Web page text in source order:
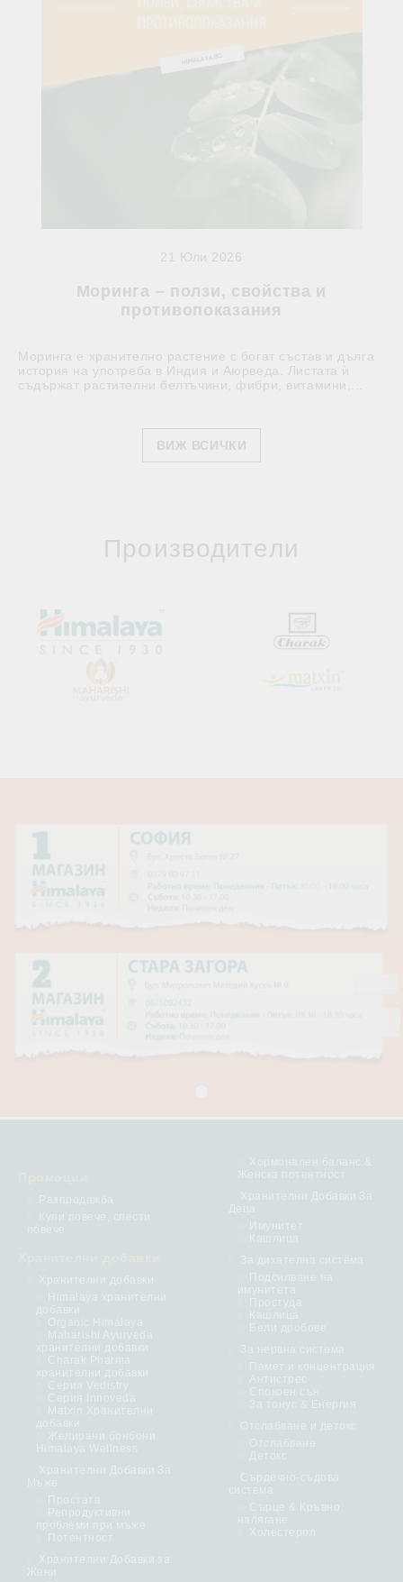
Моринга – ползи, свойства и
противопоказания
21 Юли 2026
Моринга е хранително растение с богат състав и дълга
история на употреба в Индия и Аюрведа. Листата ѝ
съдържат растителни белтъчини, фибри, витамини,...
ВИЖ ВСИЧКИ
Производители
Разпродажба
Купи повече, спести
повече
Хранителни добавки
Himalaya хранителни
добавки
Organic Himalaya
Maharishi Ayurveda
хранителни добавки
Charak Pharma
хранителни добавки
Серия Vedistry
Серия Innoveda
Matxin Хранителни
добавки
Желирани бонбони
Himalaya Wellness
Хранителни Добавки За
Мъже
Простата
Репродуктивни
проблеми при мъже
Потентност
Хранителни Добавки за
Жени
Хормонален баланс &
Женска потентност
Хранителни Добавки За
Деца
Имунитет
Кашлица
За дихателна система
Подсилване на
имунитета
Простуда
Кашлица
Бели дробове
За нервна система
Памет и концентрация
Антистрес
Спокоен сън
За тонус & Енергия
Отслабване и детокс
Отслабване
Детокс
Сърдечно-съдова
система
Сърце & Кръвно
налягане
Холестерол